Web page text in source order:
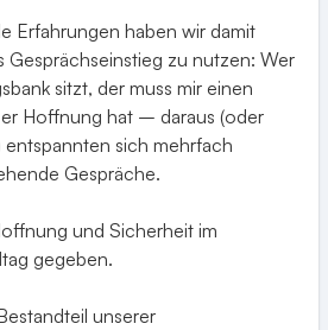
Erfahrungen haben wir damit
Gesprächseinstieg zu nutzen: Wer
sitzt, der muss mir einen
Hoffnung hat – daraus (oder
entspannten sich mehrfach
Gespräche.
und Sicherheit im
gegeben.
unserer